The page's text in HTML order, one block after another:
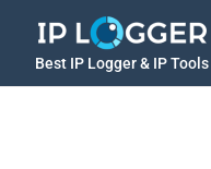
Best IP Logger & IP Tools